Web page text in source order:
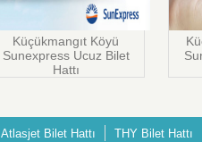
Küçükmangıt Köyü
Sunexpress Ucuz Bilet
Hattı
Atlasjet Bilet Hattı THY Bilet Hattı